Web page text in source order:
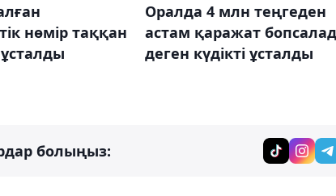
нөмір таққан
Оралда 4 млн теңгеден
астам қаражат
деген күдікті ұсталды
болыңыз: